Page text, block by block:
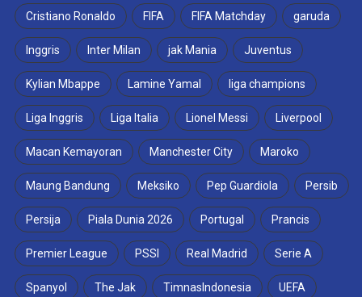
Cristiano Ronaldo FIFA FIFA Matchday garuda
Inggris Inter Milan jak Mania Juventus
Kylian Mbappe Lamine Yamal liga champions
Liga Inggris Liga Italia Lionel Messi Liverpool
Macan Kemayoran Manchester City Maroko
Maung Bandung Meksiko Pep Guardiola Persib
Persija Piala Dunia 2026 Portugal Prancis
Premier League PSSI Real Madrid Serie A
Spanyol The Jak TimnasIndonesia UEFA